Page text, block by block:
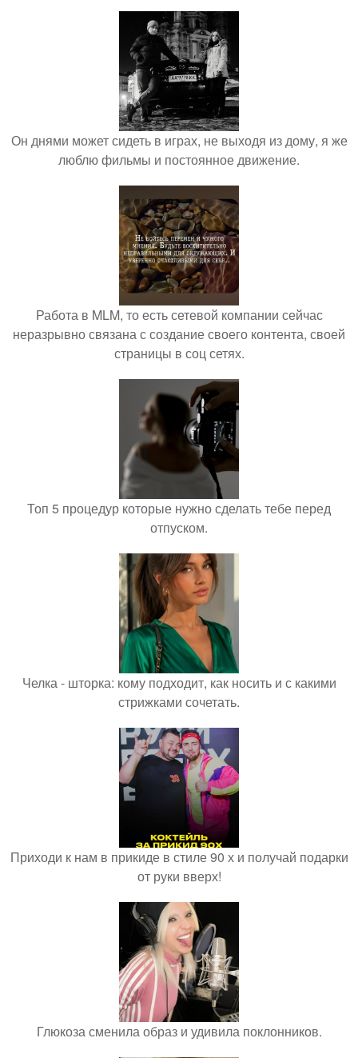
Он днями может сидеть в играх, не выходя из дому, я же
люблю фильмы и постоянное движение.
Работа в MLM, то есть сетевой компании сейчас
неразрывно связана с создание своего контента, своей
страницы в соц сетях.
Топ 5 процедур которые нужно сделать тебе перед
отпуском.
Челка - шторка: кому подходит, как носить и с какими
стрижками сочетать.
Приходи к нам в прикиде в стиле 90 х и получай подарки
от руки вверх!
Глюкоза сменила образ и удивила поклонников.